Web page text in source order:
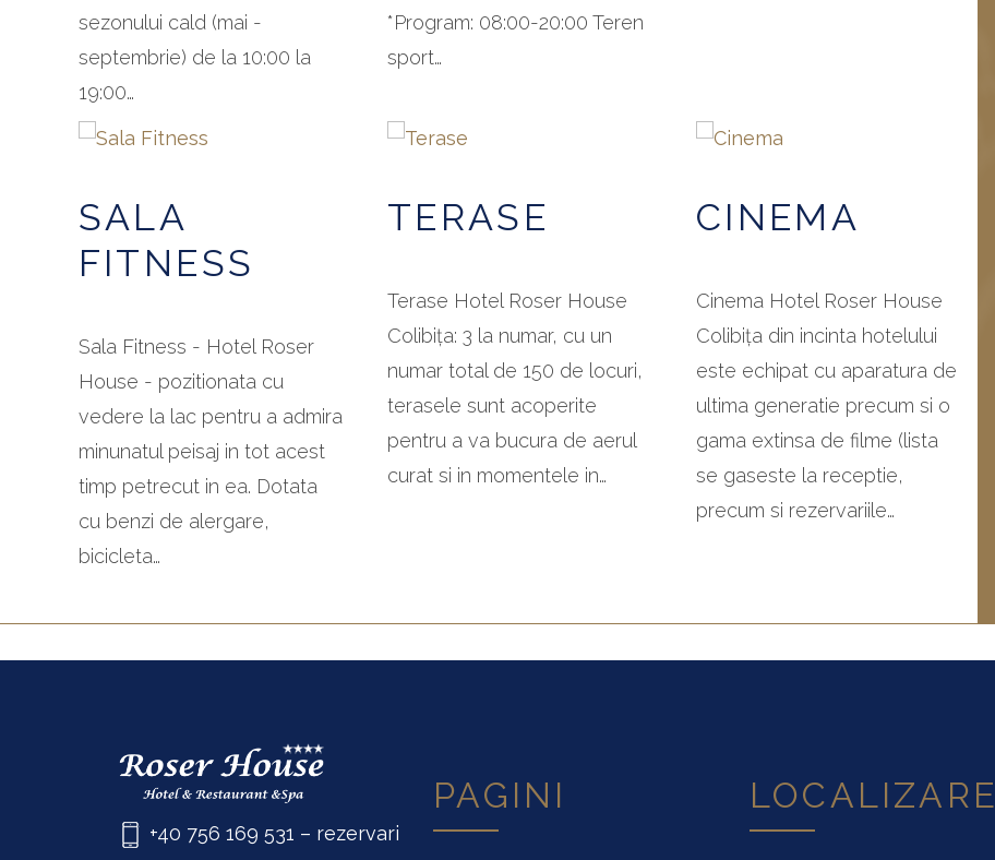
sezonului cald (mai -
septembrie) de la 10:00 la
19:00…
*Program: 08:00-20:00 Teren
sport…
SALA
FITNESS
Sala Fitness - Hotel Roser
House - pozitionata cu
vedere la lac pentru a admira
minunatul peisaj in tot acest
timp petrecut in ea. Dotata
cu benzi de alergare,
bicicleta…
TERASE
Terase Hotel Roser House
Colibița: 3 la numar, cu un
numar total de 150 de locuri,
terasele sunt acoperite
pentru a va bucura de aerul
curat si in momentele in…
CINEMA
Cinema Hotel Roser House
Colibița din incinta hotelului
este echipat cu aparatura de
ultima generatie precum si o
gama extinsa de filme (lista
se gaseste la receptie,
precum si rezervariile…
+40 756 169 531 – rezervari
PAGINI LOCALIZARE